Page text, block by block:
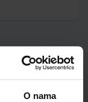
O nama